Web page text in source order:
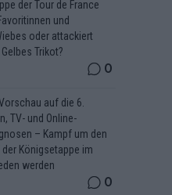
der Tour de France
und
oder attackiert
Trikot?
0
auf die 6.
TV- und Online-
– Kampf um den
Königsetappe im
werden
0